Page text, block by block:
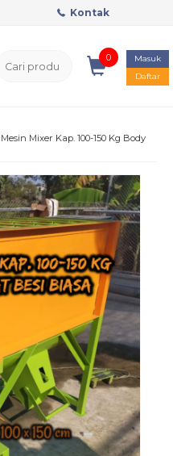
Kontak
0
Masuk
Daftar
Mesin Mixer Kap. 100-150 Kg Body